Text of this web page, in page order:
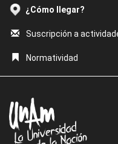
¿Cómo llegar?
Suscripción a
Normatividad